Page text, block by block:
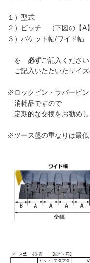
１）型式
２）ピッチ （下図の【A
３）バケット幅/ワイド幅
を 必ずご記入ください
ご記入いただいたサイ
※ロックピン・ラバーピ
消耗品ですので
定期的な交換をお勧めし
※ツース盤の重なりは最